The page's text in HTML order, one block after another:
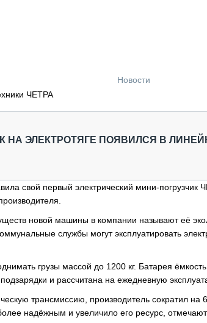
ИНДУСТРИЯ
Новости
ЧЕТРА
НА ЭЛЕКТРОТЯГЕ ПОЯВИЛСЯ В
свой первый электрический мини-
новой машины в компании называют её
службы могут эксплуатировать
грузы массой до 1200 кг. Батарея
и рассчитана на ежедневную
трансмиссию, производитель сократил на
надёжным и увеличило его ресурс,